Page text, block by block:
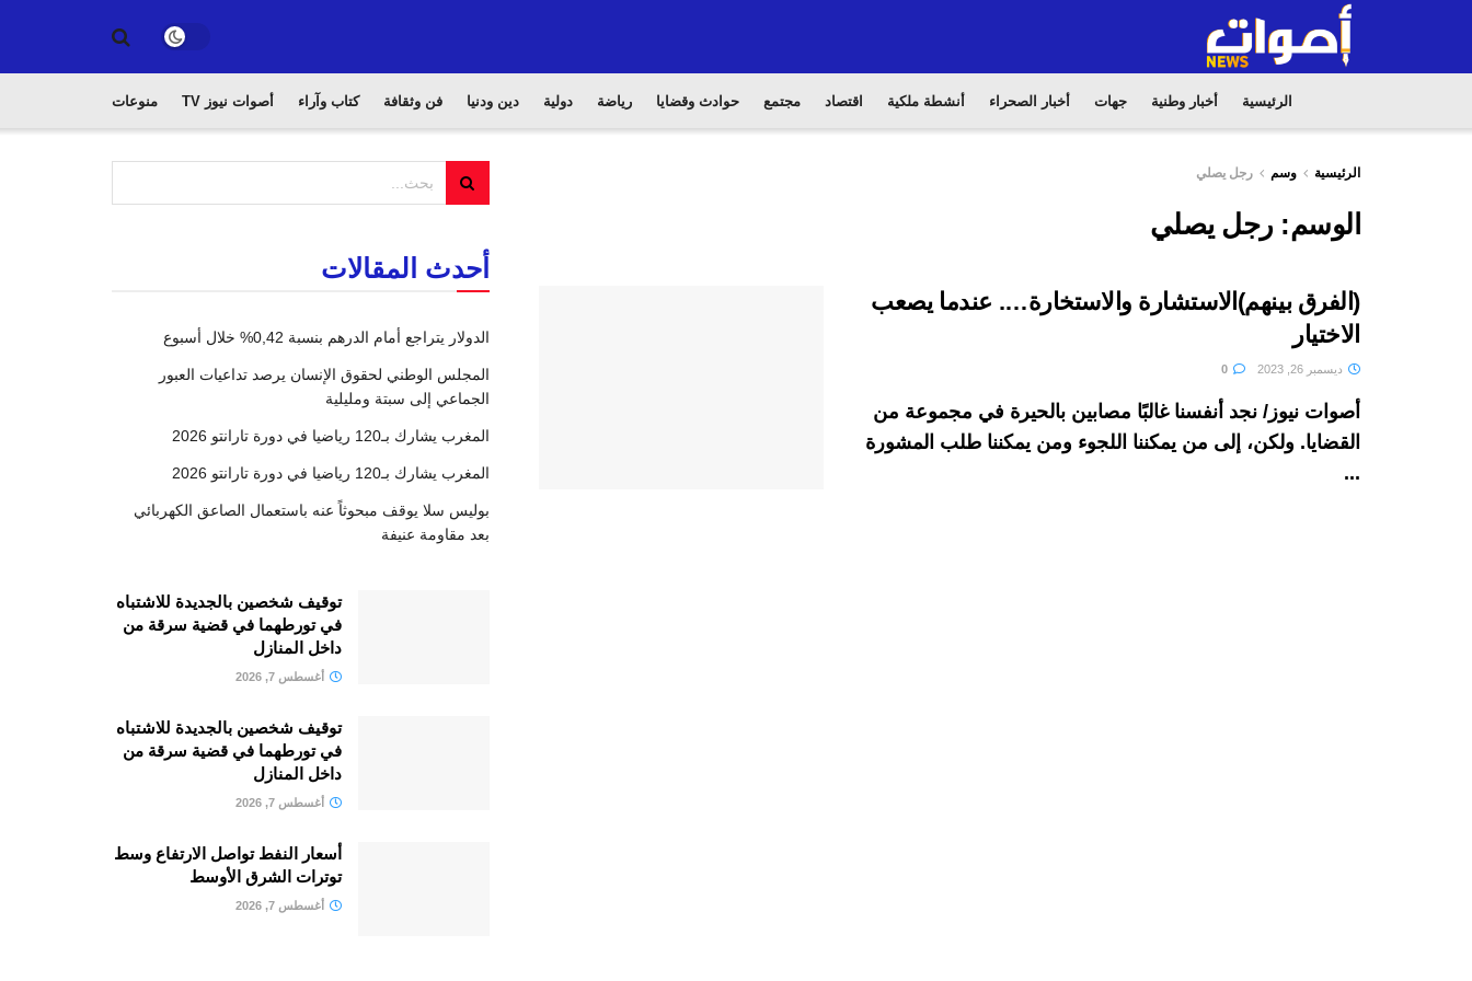
الرئيسية أخبار وطنية جهات أخبار الصحراء أنشطة ملكية اقتصاد مجتمع حوادث وقضايا رياضة دولية دين ودنيا فن وثقافة كتاب وآراء أصوات نيوز TV منوعات
الرئيسية وسم رجل يصلي
الوسم: رجل يصلي
(الفرق بينهم)الاستشارة والاستخارة…. عندما يصعب
الاختيار
ديسمبر 26, 2023
أصوات نيوز/ نجد أنفسنا غالبًا مصابين بالحيرة في مجموعة من
القضايا. ولكن، إلى من يمكننا اللجوء ومن يمكننا طلب المشورة
...
أحدث المقالات
الدولار يتراجع أمام الدرهم بنسبة 0,42% خلال أسبوع
المجلس الوطني لحقوق الإنسان يرصد تداعيات العبور
الجماعي إلى سبتة ومليلية
المغرب يشارك بـ120 رياضيا في دورة تارانتو 2026
المغرب يشارك بـ120 رياضيا في دورة تارانتو 2026
بوليس سلا يوقف مبحوثاً عنه باستعمال الصاعق الكهربائي
بعد مقاومة عنيفة
توقيف شخصين بالجديدة للاشتباه
في تورطهما في قضية سرقة من
داخل المنازل
أغسطس 7, 2026
توقيف شخصين بالجديدة للاشتباه
في تورطهما في قضية سرقة من
داخل المنازل
أغسطس 7, 2026
أسعار النفط تواصل الارتفاع وسط
توترات الشرق الأوسط
أغسطس 7, 2026